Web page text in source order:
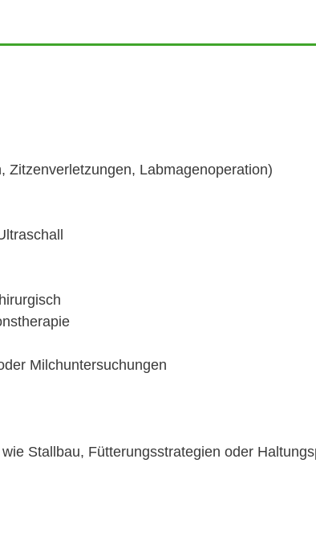
Zitzenverletzungen, Labmagenoperation)
Milchuntersuchungen
Stallbau, Fütterungsstrategien oder